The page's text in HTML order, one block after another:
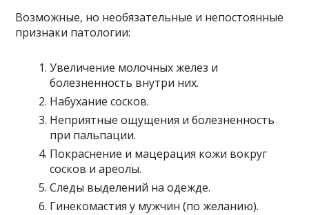
Возможные, но необязательные и непостоянные
признаки патологии:
Увеличение молочных желез и
болезненность внутри них.
Набухание сосков.
Неприятные ощущения и болезненность
при пальпации.
Покраснение и мацерация кожи вокруг
сосков и ареолы.
Следы выделений на одежде.
Гинекомастия у мужчин (по желанию).